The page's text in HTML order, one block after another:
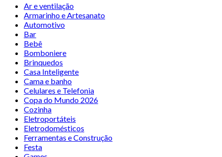
Ar e ventilação
Armarinho e Artesanato
Automotivo
Bar
Bebê
Bomboniere
Brinquedos
Casa Inteligente
Cama e banho
Celulares e Telefonia
Copa do Mundo 2026
Cozinha
Eletroportáteis
Eletrodomésticos
Ferramentas e Construção
Festa